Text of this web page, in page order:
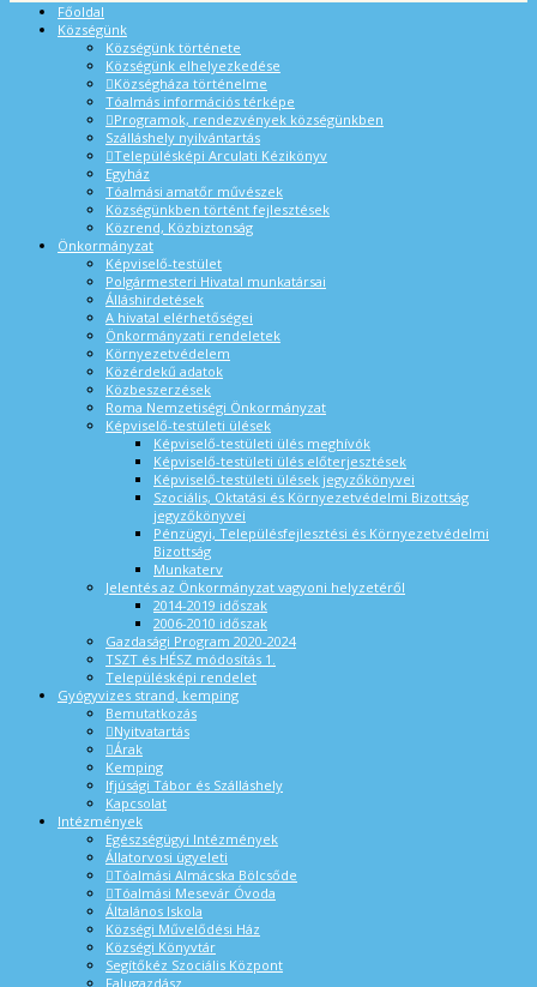
Főoldal
Községünk
Községünk története
Községünk elhelyezkedése
Községháza történelme
Tóalmás információs térképe
Programok, rendezvények községünkben
Szálláshely nyilvántartás
Településképi Arculati Kézikönyv
Egyház
Tóalmási amatőr művészek
Községünkben történt fejlesztések
Közrend, Közbiztonság
Önkormányzat
Képviselő-testület
Polgármesteri Hivatal munkatársai
Álláshirdetések
A hivatal elérhetőségei
Önkormányzati rendeletek
Környezetvédelem
Közérdekű adatok
Közbeszerzések
Roma Nemzetiségi Önkormányzat
Képviselő-testületi ülések
Képviselő-testületi ülés meghívók
Képviselő-testületi ülés előterjesztések
Képviselő-testületi ülések jegyzőkönyvei
Szociális, Oktatási és Környezetvédelmi Bizottság
jegyzőkönyvei
Pénzügyi, Településfejlesztési és Környezetvédelmi
Bizottság
Munkaterv
Jelentés az Önkormányzat vagyoni helyzetéről
2014-2019 időszak
2006-2010 időszak
Gazdasági Program 2020-2024
TSZT és HÉSZ módosítás 1.
Településképi rendelet
Gyógyvizes strand, kemping
Bemutatkozás
Nyitvatartás
Árak
Kemping
Ifjúsági Tábor és Szálláshely
Kapcsolat
Intézmények
Egészségügyi Intézmények
Állatorvosi ügyeleti
Tóalmási Almácska Bölcsőde
Tóalmási Mesevár Óvoda
Általános Iskola
Községi Művelődési Ház
Községi Könyvtár
Segítőkéz Szociális Központ
Falugazdász